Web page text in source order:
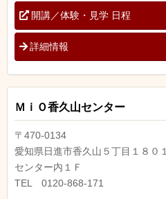
開講／体験・見学 日程
詳細情報
ＭｉＯ香久山センター
〒470-0134
愛知県日進市香久山５丁目１８
センター内１Ｆ
TEL 0120-868-171